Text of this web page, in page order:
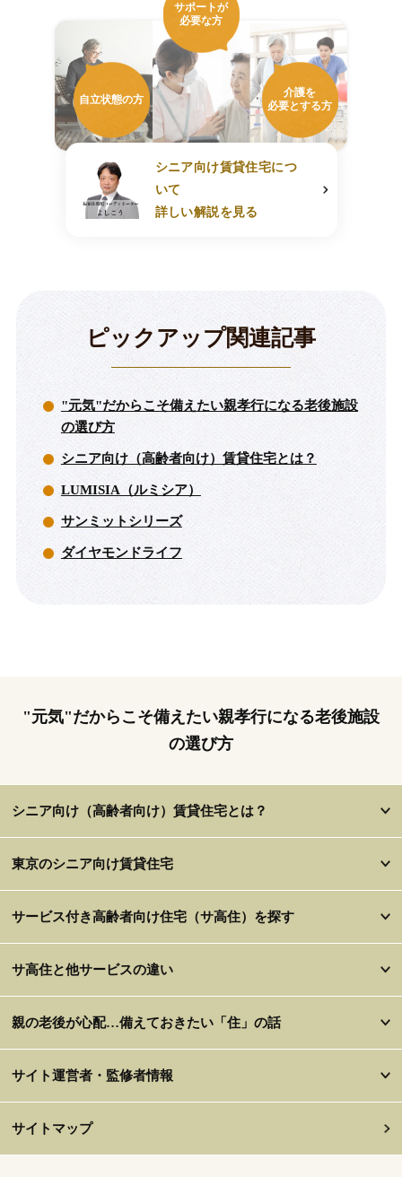
自立状態の方
サポートが
必要な方
介護を
必要とする方
シニア向け賃貸住宅につ
いて
詳しい解説を見る
ピックアップ関連記事
"元気"だからこそ備えたい親孝行になる老後施設
の選び方
シニア向け（高齢者向け）賃貸住宅とは？
LUMISIA（ルミシア）
サンミットシリーズ
ダイヤモンドライフ
"元気"だからこそ備えたい親孝行になる老後施設
の選び方
シニア向け（高齢者向け）賃貸住宅とは？
東京のシニア向け賃貸住宅
サービス付き高齢者向け住宅（サ高住）を探す
サ高住と他サービスの違い
親の老後が心配…備えておきたい「住」の話
サイト運営者・監修者情報
サイトマップ